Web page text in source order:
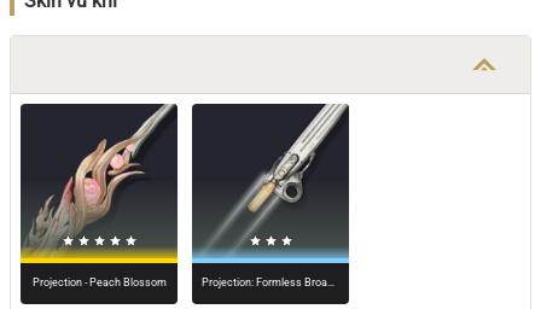
Projection - Peach Blossom